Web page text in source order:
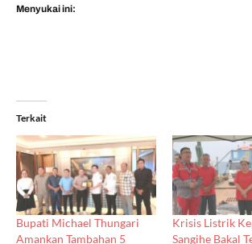
Menyukai ini:
Terkait
Bupati Michael Thungari
Amankan Tambahan 5
Krisis Listrik
Sangihe Bakal